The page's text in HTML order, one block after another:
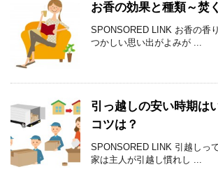
お香の効果と種類～焚
SPONSORED LINK お香の香
つかしい思い出がよみが ...
引っ越しの安い時期は
コツは？
SPONSORED LINK 引越しっ
家は主人が引越し慣れし ...